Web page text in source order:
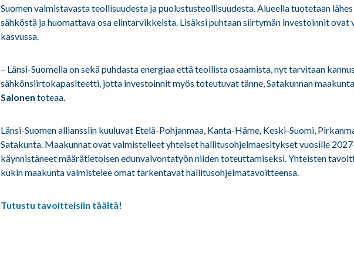
Suomen valmistavasta teollisuudesta ja puolustusteollisuudesta. Alueella tuotetaan
sähköstä ja huomattava osa elintarvikkeista. Lisäksi puhtaan siirtymän investoinnit ovat
kasvussa.
– Länsi-Suomella on sekä puhdasta energiaa että teollista osaamista, nyt tarvitaan
sähkönsiirtokapasiteetti, jotta investoinnit myös toteutuvat tänne, Satakunnan
Salonen toteaa.
Länsi-Suomen allianssiin kuuluvat Etelä-Pohjanmaa, Kanta-Häme, Keski-Suomi,
Satakunta. Maakunnat ovat valmistelleet yhteiset hallitusohjelmaesitykset vuosille
käynnistäneet määrätietoisen edunvalvontatyön niiden toteuttamiseksi. Yhteisten
kukin maakunta valmistelee omat tarkentavat hallitusohjelmatavoitteensa.
Tutustu tavoitteisiin täältä!